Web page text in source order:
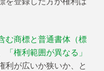
む商標と普通書体（標
権利範囲が異なる」
利が広いか狭いか、と